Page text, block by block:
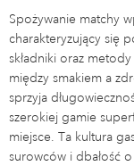
Spożywanie matchy
charakteryzujący się
składniki oraz
między smakiem a
sprzyja
szerokiej gamie
miejsce. Ta kultura
surowców i dbałość